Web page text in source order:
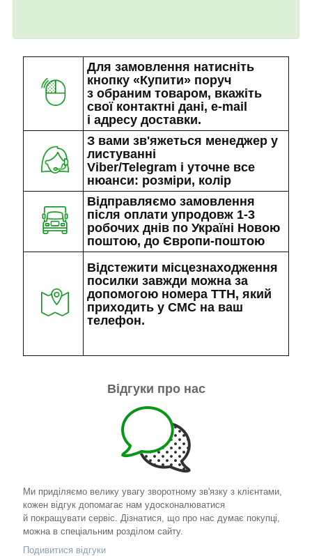
Для замовлення натисніть
кнопку «Купити» поруч
з обраним товаром, вкажіть
свої контактні дані, e-mail
і адресу доставки.
З вами зв'яжеться менеджер у
листуванні
Viber/Telegram і уточне все
нюанси: розміри, колір
Відправляємо замовлення
після оплати упродовж 1-3
робочих днів по Україні Новою
поштою, до Європи-поштою
Відстежити місцезнаходження
посилки завжди можна за
допомогою номера ТТН, який
приходить у СМС на ваш
телефон.
Відгуки про нас
Ми приділяємо велику увагу зворотному зв'язку з клієнтами,
кожен відгук допомагає нам удосконалюватися
й покращувати сервіс. Дізнатися, що про нас думає покупці,
можна в спеціальним розділом сайту.
Подивитися відгуки